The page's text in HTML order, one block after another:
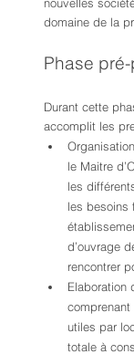
nouvelles
domaine de la
Phase
Durant cette
accomplit les
le Maitre
les
les besoins
d’ouvrage
rencontrer
Elaboration
comprenant
utiles par
totale à